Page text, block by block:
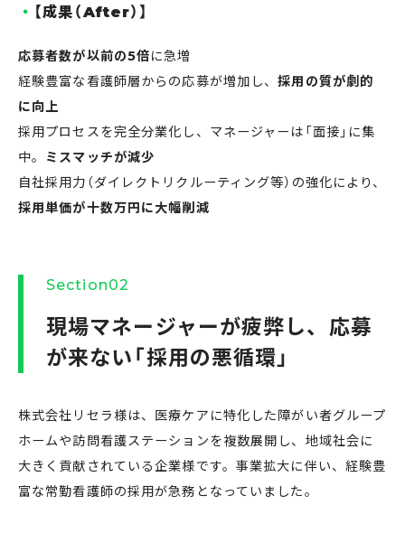
【成果（After）】
応募者数が以前の5倍に急増
経験豊富な看護師層からの応募が増加し、採用の質が劇的
に向上
採用プロセスを完全分業化し、マネージャーは「面接」に集
中。 ミスマッチが減少
自社採用力（ダイレクトリクルーティング等）の強化により、
採用単価が十数万円に大幅削減
Section02
現場マネージャーが疲弊し、応募
が来ない「採用の悪循環」
株式会社リセラ様は、医療ケアに特化した障がい者グループ
ホームや訪問看護ステーションを複数展開し、地域社会に
大きく貢献されている企業様です。事業拡大に伴い、経験豊
富な常勤看護師の採用が急務となっていました。